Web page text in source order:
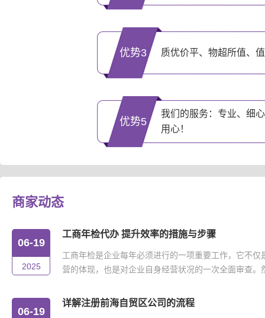
优势3 质优价平、物超所值、
优势5
我们的服务：专业、细
用心！
商家动态
06-19
2025
工商年检代办 提升效率的措施与步骤
工商年检是企业每年必须进行的一项重要工作，它不仅
营的体现，也是对企业自身经营状况的一次全面审查。
06-19
详解注册前海自贸区公司的流程